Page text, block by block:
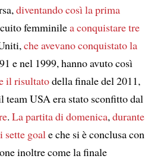
diventando così la prima
femminilea conquistare tre
che avevano conquistato la
e nel 1999, hanno avuto così
il risultatodella finale del 2011,
team USA era stato sconfitto dal
. La partita di domenica,durante
sette goale che si è conclusa con
inoltre come la finale